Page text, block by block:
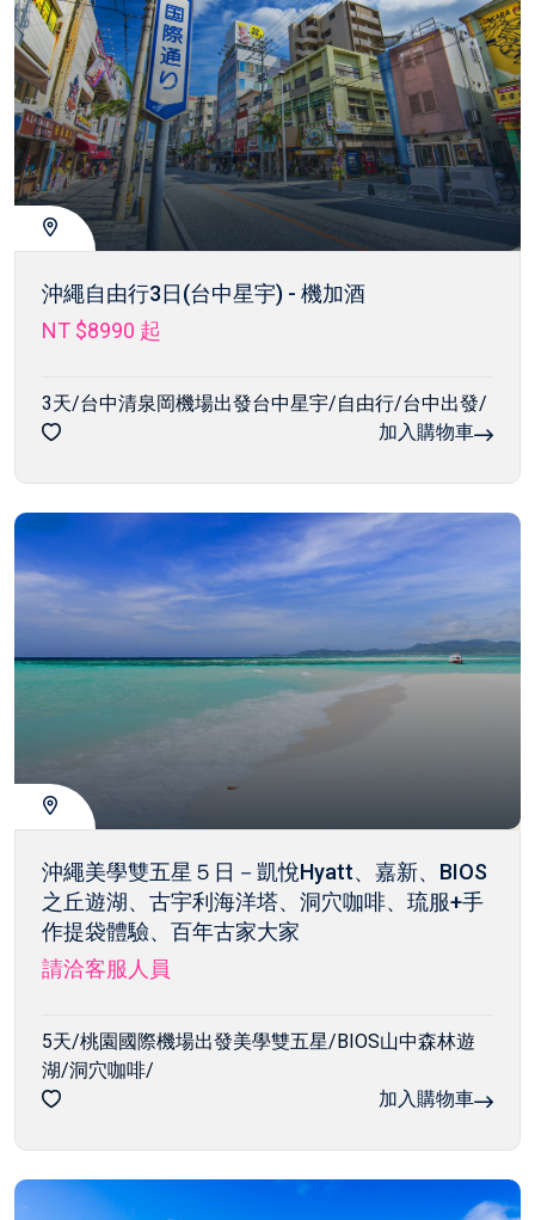
沖繩自由行3日(台中星宇) - 機加酒
NT $8990 起
3天/台中清泉岡機場出發台中星宇/自由行/台中出發/
加入購物車
沖繩美學雙五星５日－凱悅Hyatt、嘉新、BIOS
之丘遊湖、古宇利海洋塔、洞穴咖啡、琉服+手
作提袋體驗、百年古家大家
請洽客服人員
5天/桃園國際機場出發美學雙五星/BIOS山中森林遊
湖/洞穴咖啡/
加入購物車